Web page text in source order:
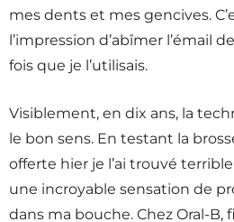
mes dents et mes gencives.
l’impression d’abîmer l’émail
fois que je l’utilisais.
Visiblement, en dix ans, la
le bon sens. En testant la
offerte hier je l’ai trouvé
une incroyable sensation de
dans ma bouche. Chez Oral-B,